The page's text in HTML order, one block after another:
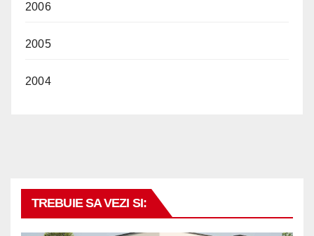
2006
2005
2004
TREBUIE SA VEZI SI: